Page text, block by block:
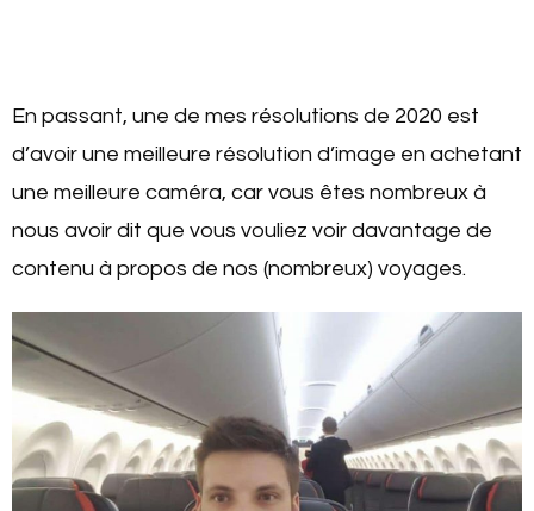
En passant, une de mes résolutions de 2020 est
d’avoir une meilleure résolution d’image en achetant
une meilleure caméra, car vous êtes nombreux à
nous avoir dit que vous vouliez voir davantage de
contenu à propos de nos (nombreux) voyages.